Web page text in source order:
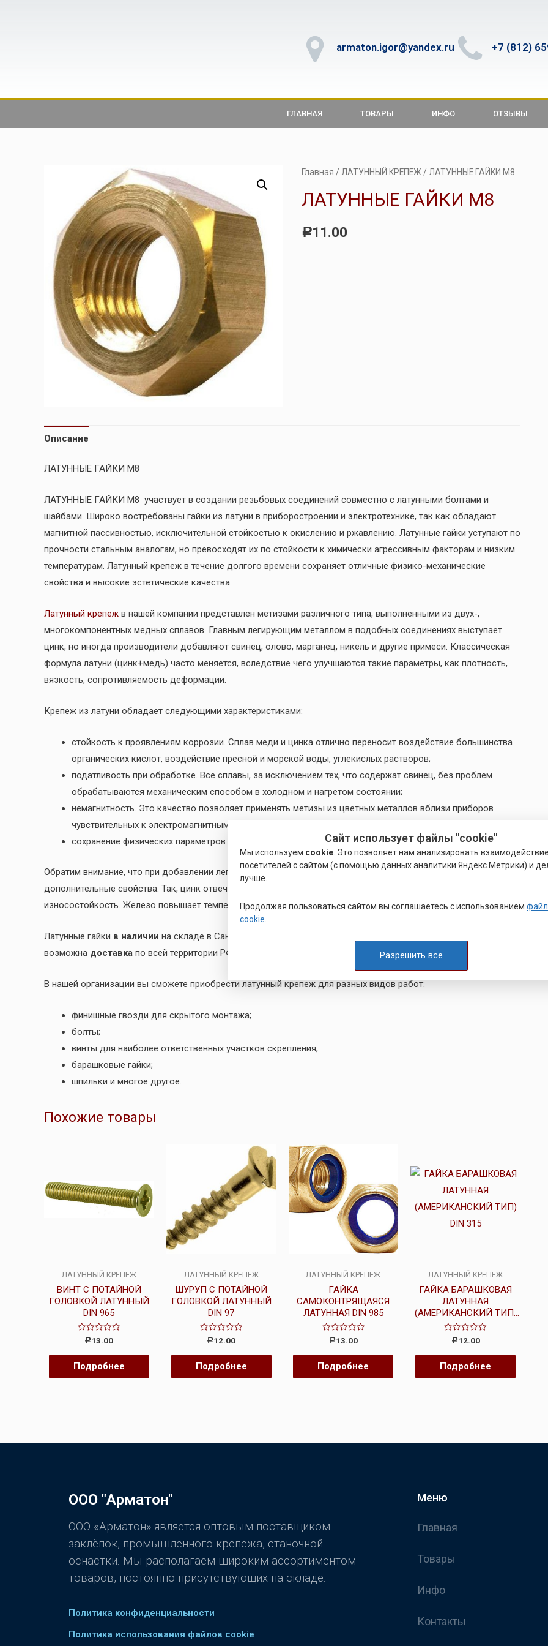
armaton.igor@yandex.ru +7 (812)
ГЛАВНАЯ ТОВАРЫ ИНФО ОТЗЫВЫ
Главная / ЛАТУННЫЙ КРЕПЕЖ / ЛАТУННЫЕ ГАЙКИ М8
ЛАТУННЫЕ ГАЙКИ М8
Р11.00
Описание
ЛАТУННЫЕ ГАЙКИ М8
ЛАТУННЫЕ ГАЙКИ М8 участвует в создании резьбовых соединений совместно с латунными болтами и
шайбами. Широко востребованы гайки из латуни в приборостроении и электротехнике, так как обладают
магнитной пассивностью, исключительной стойкостью к окислению и ржавлению. Латунные гайки уступают по
прочности стальным аналогам, но превосходят их по стойкости к химически агрессивным факторам и низким
температурам. Латунный крепеж в течение долгого времени сохраняет отличные физико-механические
свойства и высокие эстетические качества.
Латунный крепеж в нашей компании представлен метизами различного типа, выполненными из двух-,
многокомпонентных медных сплавов. Главным легирующим металлом в подобных соединениях выступает
цинк, но иногда производители добавляют свинец, олово, марганец, никель и другие примеси. Классическая
формула латуни (цинк+медь) часто меняется, вследствие чего улучшаются такие параметры, как плотность,
вязкость, сопротивляемость деформации.
Крепеж из латуни обладает следующими характеристиками:
стойкость к проявлениям коррозии. Сплав меди и цинка отлично переносит воздействие большинства
органических кислот, воздействие пресной и морской воды, углекислых растворов;
податливость при обработке. Все сплавы, за исключением тех, что содержат свинец, без проблем
обрабатываются механическим способом в холодном и нагретом состоянии;
немагнитность. Это качество позволяет применять метизы из цветных металлов вблизи приборов
чувствительных к электромагнитным излучениям;
сохранение физических параметров при воздействии низких температур.
Обратим внимание, что при добавлении легирующих компонентов, изделия из латуни приобретают
дополнительные свойства. Так, цинк отвечает за повышение эластичности и прочности. Свинец снижает
износостойкость. Железо повышает температуру рекристаллизации.
Латунные гайки в наличии на складе в Санкт-Петербурге,
возможна доставка по всей территории РФ. Гарантия качества от производителя и оперативная
В нашей организации вы сможете приобрести латунный крепеж для разных видов работ:
финишные гвозди для скрытого монтажа;
болты;
винты для наиболее ответственных участков скрепления;
барашковые гайки;
шпильки и многое другое.
Похожие товары
ЛАТУННЫЙ КРЕПЕЖ
ВИНТ С ПОТАЙНОЙ
ГОЛОВКОЙ ЛАТУННЫЙ
DIN 965
Оценка
из
Р13.00
Подробнее
ЛАТУННЫЙ КРЕПЕЖ
ШУРУП С ПОТАЙНОЙ
ГОЛОВКОЙ ЛАТУННЫЙ
DIN 97
Оценка
из
Р12.00
Подробнее
ЛАТУННЫЙ КРЕПЕЖ
ГАЙКА
САМОКОНТРЯЩАЯСЯ
ЛАТУННАЯ DIN 985
Оценка
из
Р13.00
Подробнее
ЛАТУННЫЙ КРЕПЕЖ
ГАЙКА БАРАШКОВАЯ
ЛАТУННАЯ
(АМЕРИКАНСКИЙ ТИП)
DIN 315
Оценка
из
Р12.00
Подробнее
ООО "Арматон"
ООО «Арматон» является оптовым поставщиком
заклёпок, промышленного крепежа, станочной
оснастки. Мы располагаем широким ассортиментом
товаров, постоянно присутствующих на складе.
Политика конфиденциальности
Политика использования файлов cookie
Меню
Главная
Товары
Инфо
Контакты
Сайт использует файлы "cookie"
Мы используем cookie . Это позволяет нам анализировать взаимодействие
посетителей с сайтом (с помощью данных аналитики Яндекс.Метрики) и
лучше.
Продолжая пользоваться сайтом вы соглашаетесь с использованием
cookie
Разрешить все